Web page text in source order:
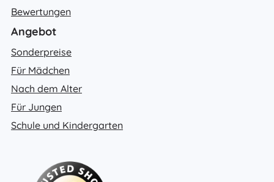
Bewertungen
Angebot
Sonderpreise
Für Mädchen
Nach dem Alter
Für Jungen
Schule und Kindergarten